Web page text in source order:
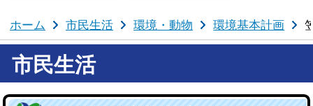
ホーム 市民生活 環境・動物 環境基本計画
市民生活